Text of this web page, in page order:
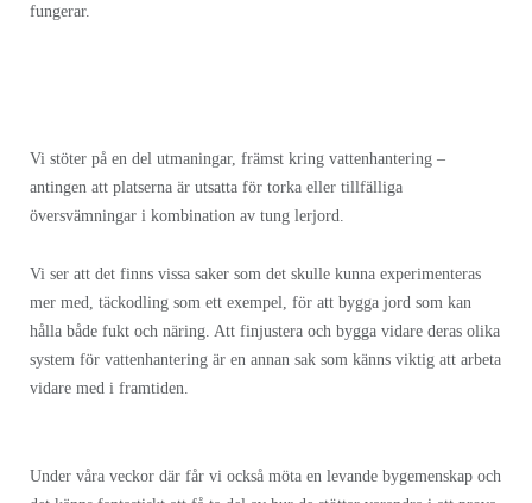
fungerar.
Vi stöter på en del utmaningar, främst kring vattenhantering –
antingen att platserna är utsatta för torka eller tillfälliga
översvämningar i kombination av tung lerjord.
Vi ser att det finns vissa saker som det skulle kunna experimenteras
mer med, täckodling som ett exempel, för att bygga jord som kan
hålla både fukt och näring. Att finjustera och bygga vidare deras olika
system för vattenhantering är en annan sak som känns viktig att arbeta
vidare med i framtiden.
Under våra veckor där får vi också möta en levande bygemenskap och